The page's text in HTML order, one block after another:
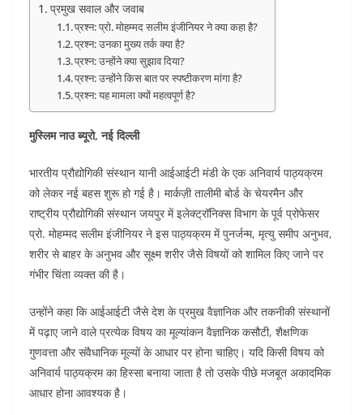
प्रमुख सवाल और जवाब
प्रश्न: प्रो. मोहम्मद सलीम इंजीनियर ने क्या कहा है?
प्रश्न: उनका मुख्य तर्क क्या है?
प्रश्न: उन्होंने क्या सुझाव दिया?
प्रश्न: उन्होंने किस बात पर स्पष्टीकरण मांगा है?
प्रश्न: यह मामला क्यों महत्वपूर्ण है?
मुस्लिम नाउ ब्यूरो, नई दिल्ली
भारतीय प्रौद्योगिकी संस्थान यानी आईआईटी मंडी के एक अनिवार्य पाठ्यक्रम
को लेकर नई बहस शुरू हो गई है। मार्कज़ी तालीमी बोर्ड के चेयरमैन और
राष्ट्रीय प्रौद्योगिकी संस्थान जयपुर में इलेक्ट्रॉनिक्स विभाग के पूर्व प्रोफेसर
प्रो. मोहम्मद सलीम इंजीनियर ने इस पाठ्यक्रम में पुनर्जन्म, मृत्यु समीप अनुभव,
शरीर से बाहर के अनुभव और सूक्ष्म शरीर जैसे विषयों को शामिल किए जाने पर
गंभीर चिंता व्यक्त की है।
उन्होंने कहा कि आईआईटी जैसे देश के प्रमुख वैज्ञानिक और तकनीकी संस्थानों
में पढ़ाए जाने वाले प्रत्येक विषय का मूल्यांकन वैज्ञानिक कसौटी, शैक्षणिक
गुणवत्ता और संवैधानिक मूल्यों के आधार पर होना चाहिए। यदि किसी विषय को
अनिवार्य पाठ्यक्रम का हिस्सा बनाया जाता है तो उसके पीछे मजबूत अकादमिक
आधार होना आवश्यक है।